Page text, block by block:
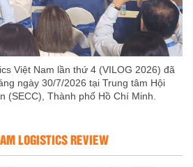
Việt Nam lần thứ 4 (VILOG 2026) đã
ngày 30/7/2026 tại Trung tâm Hội
(SECC), Thành phố Hồ Chí Minh.
LOGISTICS REVIEW